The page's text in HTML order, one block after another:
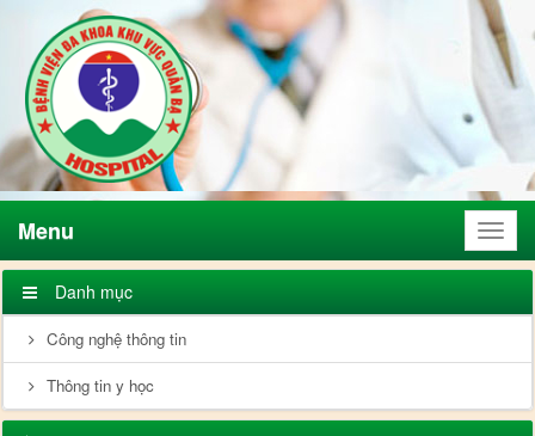
Menu
Menu
Danh mục
Công nghệ thông tin
Thông tin y học